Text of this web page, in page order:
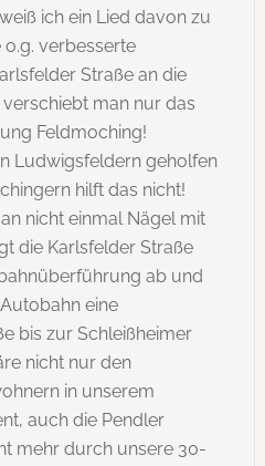
ich ein Lied davon zu
o.g. verbesserte
Straße an die
man nur das
Feldmoching!
Ludwigsfeldern geholfen
hilft das nicht!
nicht einmal Nägel mit
die Karlsfelder Straße
ab und
eine
bis zur Schleißheimer
nicht nur den
in unserem
auch die Pendler
mehr durch unsere 30-